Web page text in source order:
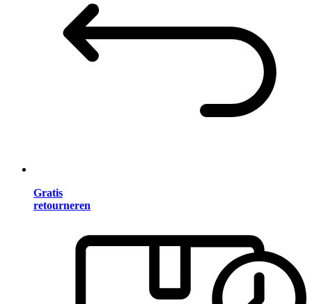
Gratis
retourneren